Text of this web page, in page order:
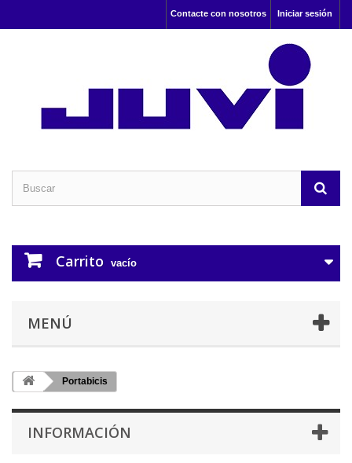
Iniciar sesión
Contacte con nosotros
Carrito vacío
MENÚ
Portabicis
INFORMACIÓN